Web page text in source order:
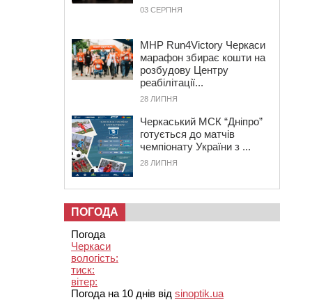
03 СЕРПНЯ
MHP Run4Victory Черкаси
марафон збирає кошти на
розбудову Центру
реабілітації...
28 ЛИПНЯ
Черкаський МСК “Дніпро”
готується до матчів
чемпіонату України з ...
28 ЛИПНЯ
ПОГОДА
Погода
Черкаси
вологість:
тиск:
вітер:
Погода на 10 днів від sinoptik.ua